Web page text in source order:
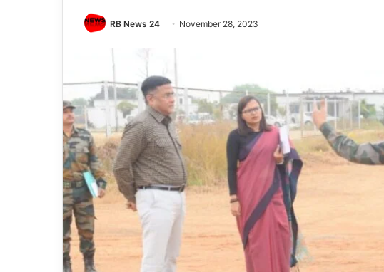
RB News 24 November 28, 2023